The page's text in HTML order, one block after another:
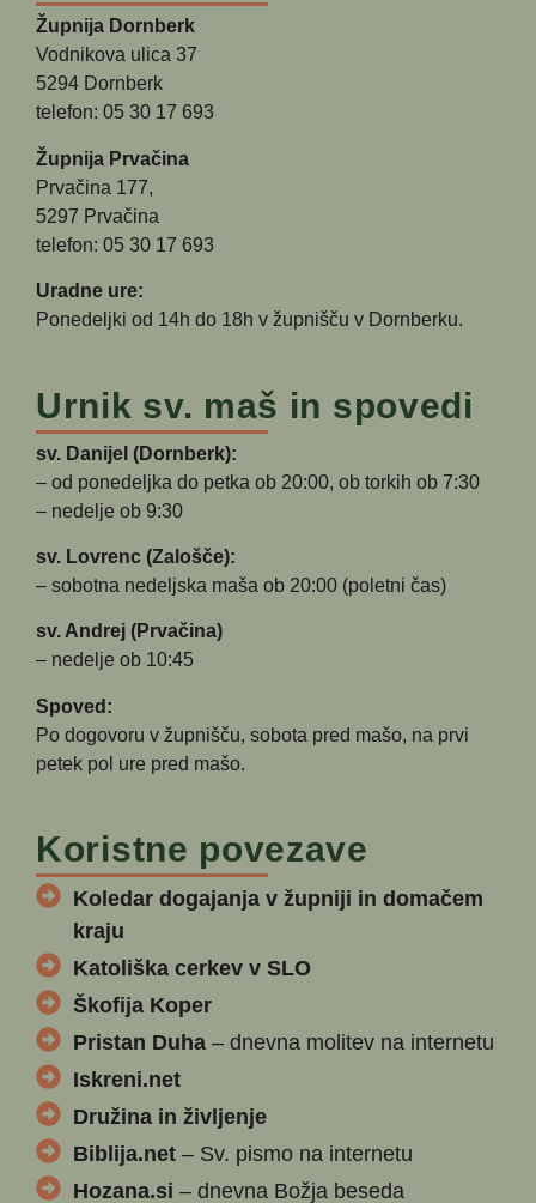
Župnija Dornberk
Vodnikova ulica 37
5294 Dornberk
telefon: 05 30 17 693
Župnija Prvačina
Prvačina 177,
5297 Prvačina
telefon: 05 30 17 693
Uradne ure:
Ponedeljki od 14h do 18h v župnišču v Dornberku.
Urnik sv. maš in spovedi
sv. Danijel (Dornberk):
– od ponedeljka do petka ob 20:00, ob torkih ob 7:30
– nedelje ob 9:30
sv. Lovrenc (Zalošče):
– sobotna nedeljska maša ob 20:00 (poletni čas)
sv. Andrej (Prvačina)
– nedelje ob 10:45
Spoved:
Po dogovoru v župnišču, sobota pred mašo, na prvi
petek pol ure pred mašo.
Koristne povezave
Koledar dogajanja v župniji in domačem
kraju
Katoliška cerkev v SLO
Škofija Koper
Pristan Duha – dnevna molitev na internetu
Iskreni.net
Družina in življenje
Biblija.net – Sv. pismo na internetu
Hozana.si – dnevna Božja beseda